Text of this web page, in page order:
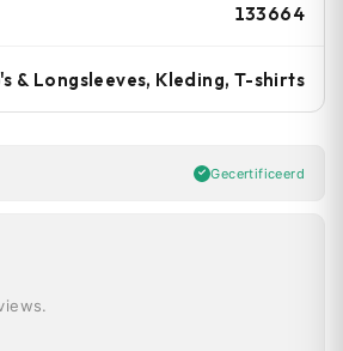
133664
& Longsleeves, Kleding, T-shirts
Gecertificeerd